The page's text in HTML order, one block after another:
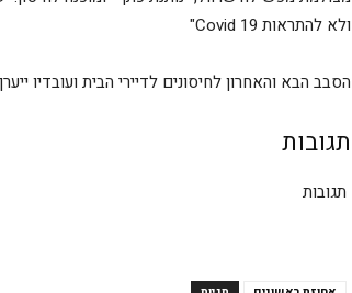
ולא להתראות Covid 19"
הסבב הבא והאחרון לחיסונים לדיירי הבית ועובדיו ייערך ב-
תגובות
תגובות